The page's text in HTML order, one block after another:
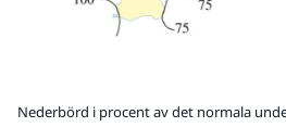
Nederbörd i procent av det normala